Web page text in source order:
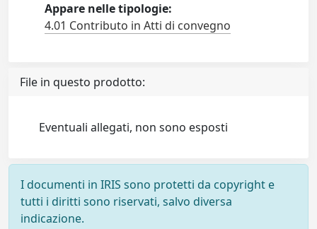
Appare nelle tipologie:
4.01 Contributo in Atti di convegno
File in questo prodotto:
Eventuali allegati, non sono esposti
I documenti in IRIS sono protetti da copyright e
tutti i diritti sono riservati, salvo diversa
indicazione.